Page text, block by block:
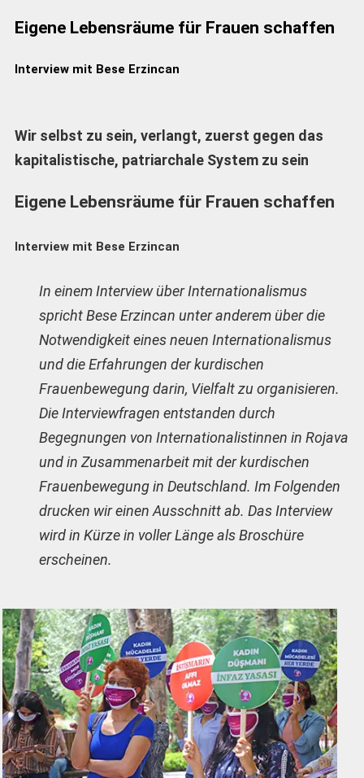
Eigene Lebensräume für Frauen schaffen
Interview mit Bese Erzincan
Wir selbst zu sein, verlangt, zuerst gegen das
kapitalistische, patriarchale System zu sein
Eigene Lebensräume für Frauen schaffen
Interview mit Bese Erzincan
In einem Interview über Internationalismus
spricht Bese Erzincan unter anderem über die
Notwendigkeit eines neuen Internationalismus
und die Erfahrungen der kurdischen
Frauenbewegung darin, Vielfalt zu organisieren.
Die Interviewfragen entstanden durch
Begegnungen von Internationalistinnen in Rojava
und in Zusammenarbeit mit der kurdischen
Frauenbewegung in Deutschland. Im Folgenden
drucken wir einen Ausschnitt ab. Das Interview
wird in Kürze in voller Länge als Broschüre
erscheinen.